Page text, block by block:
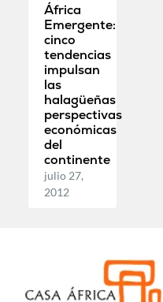
África
Emergente:
cinco
tendencias
impulsan
las
halagüeñas
perspectivas
económicas
del
continente
julio 27,
2012